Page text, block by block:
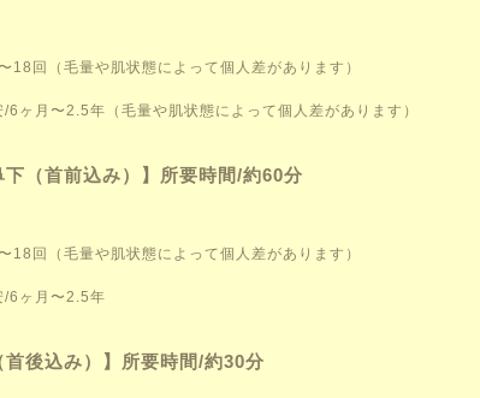
18回（毛量や肌状態によって個人差があります）
ヶ月〜2.5年（毛量や肌状態によって個人差があります）
（首前込み）】所要時間/約60分
18回（毛量や肌状態によって個人差があります）
/6ヶ月〜2.5年
後込み）】所要時間/約30分